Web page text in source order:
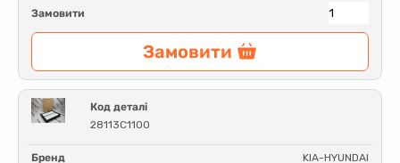
Замовити
Замовити
Код деталі
28113C1100
Бренд KIA-HYUNDAI